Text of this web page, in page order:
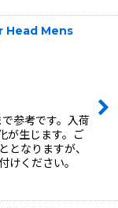
Head Mens
参考です。入荷
が生じます。ご
となりますが、
けください。